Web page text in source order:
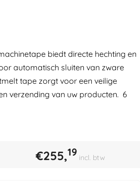
biedt directe hechting en
automatisch sluiten van zware
tape zorgt voor een veilige
verzending van uw producten. 6
€255,19 incl. btw